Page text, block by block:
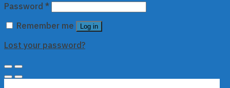
Password *
Remember me
Log in
Lost your password?